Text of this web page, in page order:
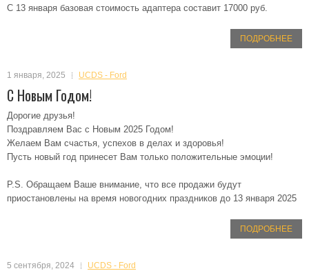
С 13 января базовая стоимость адаптера составит 17000 руб.
ПОДРОБНЕЕ
1 января, 2025 UCDS - Ford
С Новым Годом!
Дорогие друзья!
Поздравляем Вас с Новым 2025 Годом!
Желаем Вам счастья, успехов в делах и здоровья!
Пусть новый год принесет Вам только положительные эмоции!
P.S. Обращаем Ваше внимание, что все продажи будут
приостановлены на время новогодних праздников до 13 января 2025
ПОДРОБНЕЕ
5 сентября, 2024 UCDS - Ford